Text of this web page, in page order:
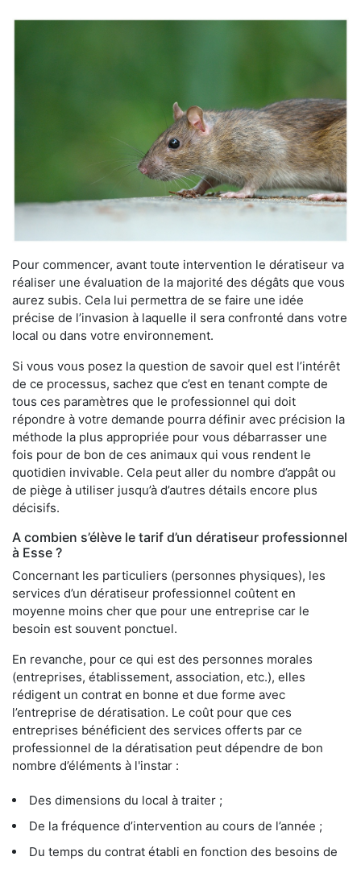
Pour commencer, avant toute intervention le dératiseur va
réaliser une évaluation de la majorité des dégâts que vous
aurez subis. Cela lui permettra de se faire une idée
précise de l’invasion à laquelle il sera confronté dans votre
local ou dans votre environnement.
Si vous vous posez la question de savoir quel est l’intérêt
de ce processus, sachez que c’est en tenant compte de
tous ces paramètres que le professionnel qui doit
répondre à votre demande pourra définir avec précision la
méthode la plus appropriée pour vous débarrasser une
fois pour de bon de ces animaux qui vous rendent le
quotidien invivable. Cela peut aller du nombre d’appât ou
de piège à utiliser jusqu’à d’autres détails encore plus
décisifs.
A combien s’élève le tarif d’un dératiseur professionnel
à Esse ?
Concernant les particuliers (personnes physiques), les
services d’un dératiseur professionnel coûtent en
moyenne moins cher que pour une entreprise car le
besoin est souvent ponctuel.
En revanche, pour ce qui est des personnes morales
(entreprises, établissement, association, etc.), elles
rédigent un contrat en bonne et due forme avec
l’entreprise de dératisation. Le coût pour que ces
entreprises bénéficient des services offerts par ce
professionnel de la dératisation peut dépendre de bon
nombre d’éléments à l'instar :
Des dimensions du local à traiter ;
De la fréquence d’intervention au cours de l’année ;
Du temps du contrat établi en fonction des besoins de